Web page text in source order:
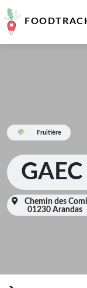
Fruitière
Chemin des
01230 Arandas